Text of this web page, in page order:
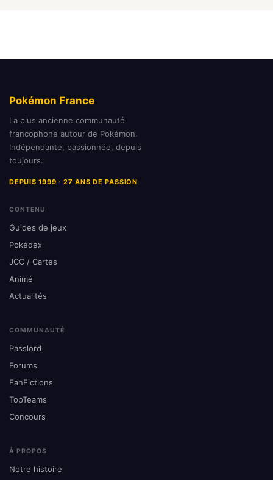
Pokémon France
La plus ancienne communauté
francophone autour de Pokémon.
Indépendante, passionnée, depuis
toujours.
DEPUIS 1999 · 27 ANS DE PASSION
CONTENU
Guides de jeux
Pokédex
JCC / Cartes
Animé
Actualités
COMMUNAUTÉ
Passlord
Forums
FanFictions
TopTeams
Concours
À PROPOS
Notre histoire